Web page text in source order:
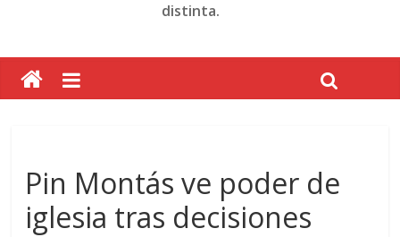
distinta.
Pin Montás ve poder de
iglesia tras decisiones